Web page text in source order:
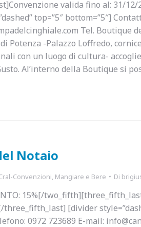
valida fino al: 31/
top=”5″ bottom=”5″]
Tel. Boutique
Potenza -Palazzo Loffredo,
con un luogo di cultura-
Al’interno della Boutique si
Notaio
Convenzioni, Mangiare e Bere Di
15%[/
[divider
0972 723689 E-mail: